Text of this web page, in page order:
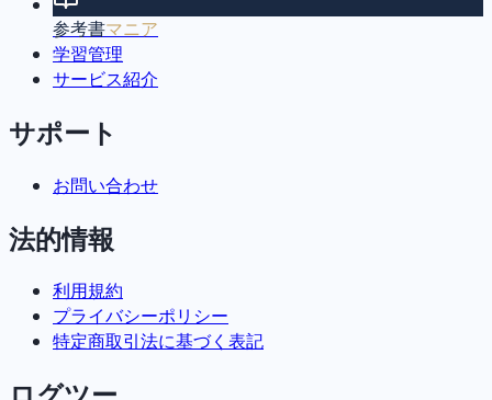
参考書マニア
学習管理
サービス紹介
サポート
お問い合わせ
法的情報
利用規約
プライバシーポリシー
特定商取引法に基づく表記